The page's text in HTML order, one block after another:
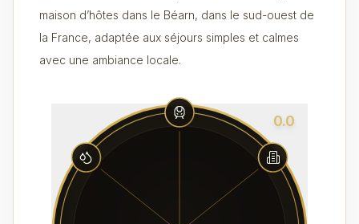
maison d’hôtes dans le Béarn, dans le sud-ouest de
la France, adaptée aux séjours simples et calmes
avec une ambiance locale.
0.0